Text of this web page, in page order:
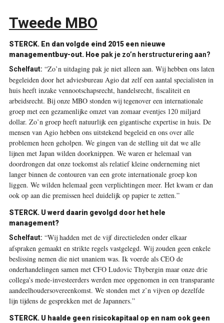
Tweede MBO
STERCK. En dan volgde eind 2015 een nieuwe
managementbuy-out. Hoe pak je zo’n herstructurering aan?
Schelfaut: “Zo’n uitdaging pak je niet alleen aan. Wij hebben ons laten
begeleiden door het adviesbureau Agio dat zelf een aantal specialisten in
huis heeft inzake vennootschapsrecht, handelsrecht, fiscaliteit en
arbeidsrecht. Bij onze MBO stonden wij tegenover een internationale
groep met een gezamenlijke omzet van zomaar eventjes 120 miljard
dollar. Zo’n groep heeft natuurlijk een gigantische expertise in huis. De
mensen van Agio hebben ons uitstekend begeleid en ons over alle
problemen heen geholpen. We gingen van de stelling uit dat we alle
lijnen met Japan wilden doorknippen. We waren er helemaal van
doordrongen dat onze toekomst als relatief kleine onderneming niet
langer binnen de contouren van een grote internationale groep kon
liggen. We wilden helemaal geen verplichtingen meer. Het kwam er dan
ook op aan die premissen heel duidelijk op papier te zetten.”
STERCK. U werd daarin gevolgd door het hele
management?
Schelfaut: “Wij hadden met de vijf directieleden onder elkaar
afspraken gemaakt en strikte regels vastgelegd. Wij zouden geen enkele
beslissing nemen die niet unaniem was. Ik voerde als CEO de
onderhandelingen samen met CFO Ludovic Thybergin maar onze drie
collega’s mede-investeerders werden mee opgenomen in een transparante
aandeelhouders­overeenkomst. We stonden met z’n vijven op dezelfde
lijn tijdens de gesprekken met de Japanners.”
STERCK. U haalde geen risicokapitaal op en nam ook geen